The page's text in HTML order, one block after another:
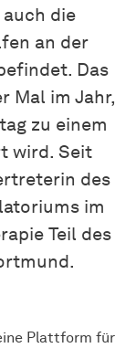
die
an der
Das
Mal im Jahr,
zu einem
wird. Seit
des
im
Teil des
Plattform für